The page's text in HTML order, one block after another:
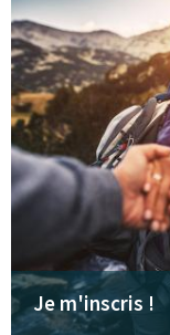
Je m'inscris !